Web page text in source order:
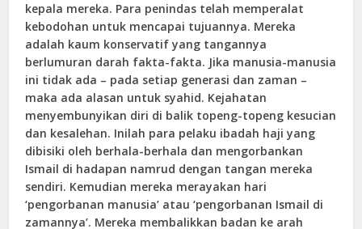
kepala mereka. Para penindas telah memperalat
kebodohan untuk mencapai tujuannya. Mereka
adalah kaum konservatif yang tangannya
berlumuran darah fakta-fakta. Jika manusia-manusia
ini tidak ada – pada setiap generasi dan zaman –
maka ada alasan untuk syahid. Kejahatan
menyembunyikan diri di balik topeng-topeng kesucian
dan kesalehan. Inilah para pelaku ibadah haji yang
dibisiki oleh berhala-berhala dan mengorbankan
Ismail di hadapan namrud dengan tangan mereka
sendiri. Kemudian mereka merayakan hari
‘pengorbanan manusia’ atau ‘pengorbanan Ismail di
zamannya’. Mereka membalikkan badan ke arah